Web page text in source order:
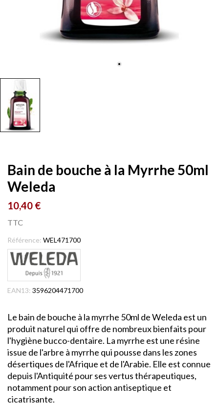
Bain de bouche à la Myrrhe 50ml
Weleda
10,40 €
TTC
Référence: WEL471700
EAN13: 3596204471700
Le bain de bouche à la myrrhe 50ml de Weleda est un
produit naturel qui offre de nombreux bienfaits pour
l'hygiène bucco-dentaire. La myrrhe est une résine
issue de l'arbre à myrrhe qui pousse dans les zones
désertiques de l'Afrique et de l'Arabie. Elle est connue
depuis l'Antiquité pour ses vertus thérapeutiques,
notamment pour son action antiseptique et
cicatrisante.